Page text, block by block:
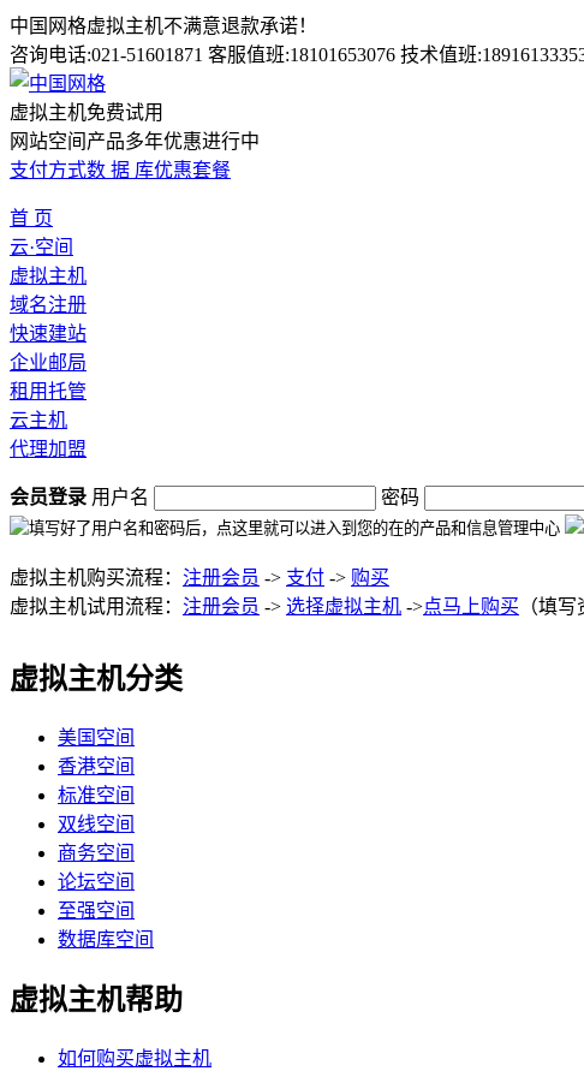
中国网格虚拟主机不满意退款承诺！
咨询电话:021-51601871 客服值班:18101653076 技术值班
虚拟主机免费试用
网站空间产品多年优惠进行中
支付方式数 据 库优惠套餐
首 页
云·空间
虚拟主机
域名注册
快速建站
企业邮局
租用托管
云主机
代理加盟
会员登录 用户名
密码
虚拟主机购买流程： 注册会员 -> 支付 -> 购买
虚拟主机试用流程： 注册会员 -> 选择虚拟主机 ->点马上购买 （填
虚拟主机分类
美国空间
香港空间
标准空间
双线空间
商务空间
论坛空间
至强空间
数据库空间
虚拟主机帮助
如何购买虚拟主机